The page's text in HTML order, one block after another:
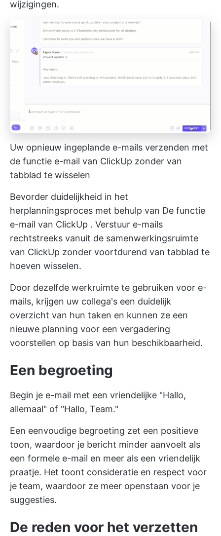
wijzigingen.
Uw opnieuw ingeplande e-mails verzenden met
de functie e-mail van ClickUp zonder van
tabblad te wisselen
Bevorder duidelijkheid in het
herplanningsproces met behulp van De functie
e-mail van ClickUp . Verstuur e-mails
rechtstreeks vanuit de samenwerkingsruimte
van ClickUp zonder voortdurend van tabblad te
hoeven wisselen.
Door dezelfde werkruimte te gebruiken voor e-
mails, krijgen uw collega's een duidelijk
overzicht van hun taken en kunnen ze een
nieuwe planning voor een vergadering
voorstellen op basis van hun beschikbaarheid.
Een begroeting
Begin je e-mail met een vriendelijke "Hallo,
allemaal" of "Hallo, Team."
Een eenvoudige begroeting zet een positieve
toon, waardoor je bericht minder aanvoelt als
een formele e-mail en meer als een vriendelijk
praatje. Het toont consideratie en respect voor
je team, waardoor ze meer openstaan voor je
suggesties.
De reden voor het verzetten